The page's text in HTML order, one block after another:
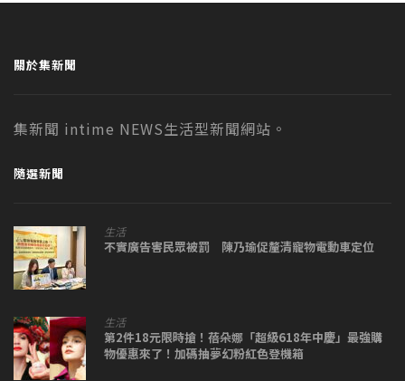
關於集新聞
集新聞 intime NEWS生活型新聞網站。
隨選新聞
生活
不實廣告害民眾被罰 陳乃瑜促釐清寵物電動車定位
生活
第2件18元限時搶！蓓朵娜「超級618年中慶」最強購
物優惠來了！加碼抽夢幻粉紅色登機箱